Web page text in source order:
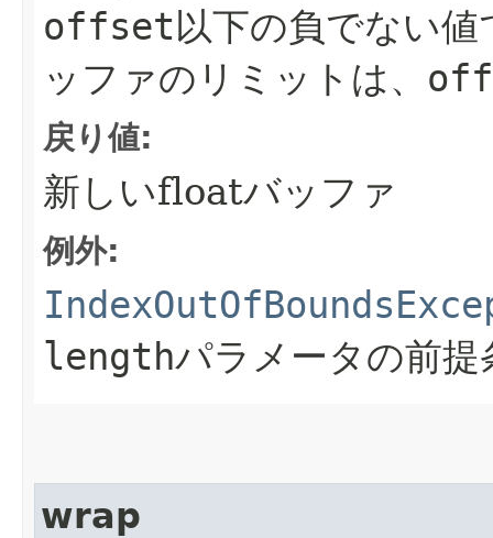
offset以下の負でない
ッファのリミットは、
戻り値:
新しいfloatバッファ
例外:
lengthパラメータの前
wrap